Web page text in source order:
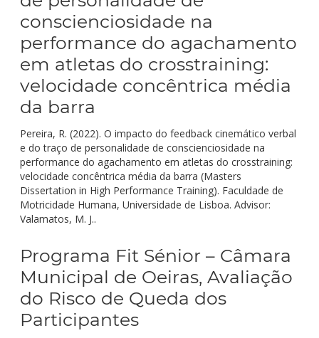
conscienciosidade na
performance do agachamento
em atletas do crosstraining:
velocidade concêntrica média
da barra
Pereira, R. (2022). O impacto do feedback cinemático verbal
e do traço de personalidade de conscienciosidade na
performance do agachamento em atletas do crosstraining:
velocidade concêntrica média da barra (Masters
Dissertation in High Performance Training). Faculdade de
Motricidade Humana, Universidade de Lisboa. Advisor:
Valamatos, M. J..
Programa Fit Sénior – Câmara
Municipal de Oeiras, Avaliação
do Risco de Queda dos
Participantes